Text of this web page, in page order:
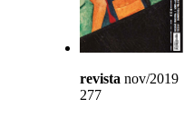
revista nov/2019
277